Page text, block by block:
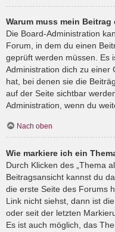
Warum muss mein
Die Board-Administration
Forum, in dem du einen
geprüft werden müssen. Es
Administration dich zu einer
hat, bei denen sie die
auf der Seite sichtbar
Administration, wenn du
Nach oben
Wie markiere ich ein
Durch Klicken des „Thema
Beitragsansicht kannst du
die erste Seite des Forums
Link nicht siehst, dann ist
oder seit der letzten
Es ist auch möglich, das